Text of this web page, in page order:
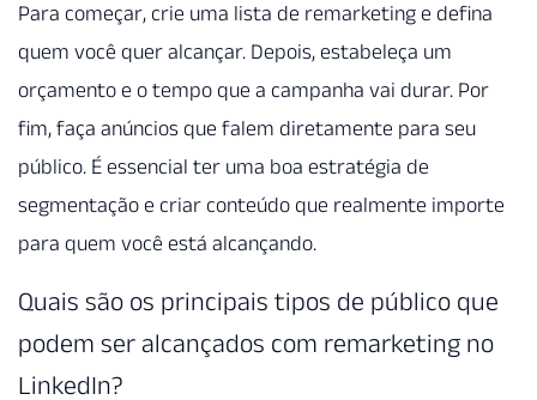
Para começar, crie uma lista de remarketing e defina
quem você quer alcançar. Depois, estabeleça um
orçamento e o tempo que a campanha vai durar. Por
fim, faça anúncios que falem diretamente para seu
público. É essencial ter uma boa estratégia de
segmentação e criar conteúdo que realmente importe
para quem você está alcançando.
Quais são os principais tipos de público que
podem ser alcançados com remarketing no
LinkedIn?